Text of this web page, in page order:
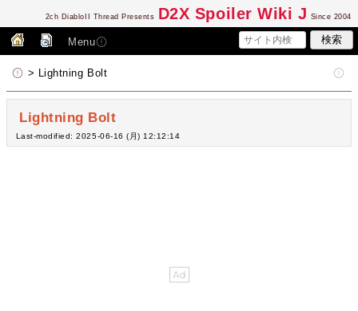
2ch DiabloII Thread Presents D2X Spoiler Wiki J Since 2004
Menu
> Lightning Bolt
Lightning Bolt
Last-modified: 2025-06-16 (月) 12:12:14